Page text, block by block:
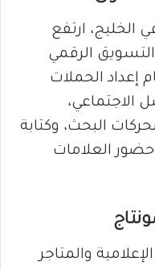
الخليج، ارتفع
الرقمي
إعداد الحملات
الاجتماعي،
البحث، وكتابة
العلامات
والمتاجر